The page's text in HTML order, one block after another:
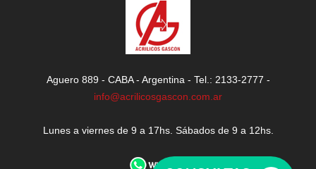
Aguero 889 - CABA - Argentina - Tel.: 2133-2777 -
info@acrilicosgascon.com.ar
Lunes a viernes de 9 a 17hs. Sábados de 9 a 12hs.